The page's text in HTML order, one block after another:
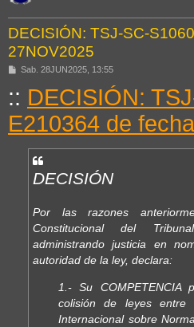
DECISIÓN: TSJ-SC-
27NOV2025
M
j
e
Sab. 28JUN2025, 13:55
:: DECISIÓN:
E210364 de
DECISIÓN
Por las razones
Constitucional del
administrando justicia en
autoridad de la ley, declara:
1.- Su
colisión de leyes
Internacional sobre